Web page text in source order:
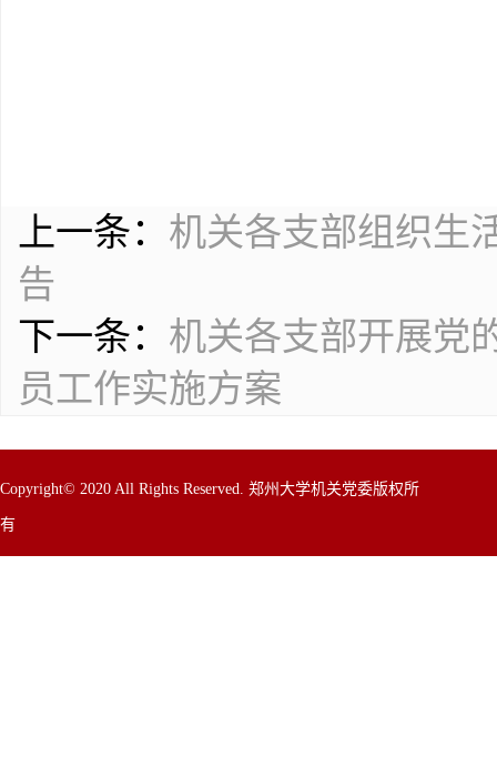
上一条： 机关各支部组织生
告
下一条： 机关各支部开展党
员工作实施方案
Copyright© 2020 All Rights Reserved. 郑州大学机关党委版权所
有